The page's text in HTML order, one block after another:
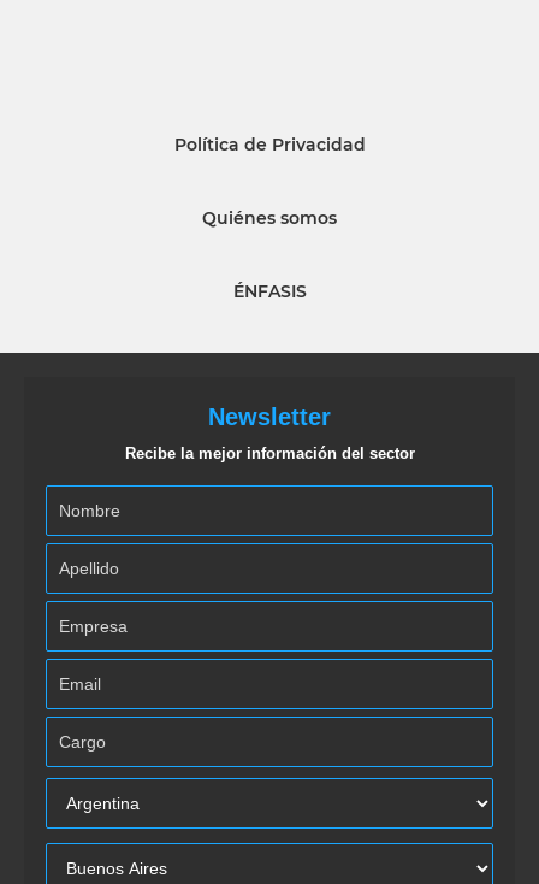
Política de Privacidad
Quiénes somos
ÉNFASIS
Newsletter
Recibe la mejor información del sector